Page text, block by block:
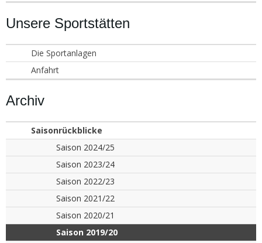
Unsere Sportstätten
Die Sportanlagen
Anfahrt
Archiv
Saisonrückblicke
Saison 2024/25
Saison 2023/24
Saison 2022/23
Saison 2021/22
Saison 2020/21
Saison 2019/20